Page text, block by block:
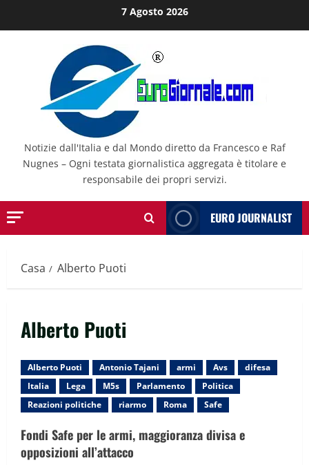
al
7 Agosto 2026
Notizie dall'Italia e dal Mondo diretto da Francesco e Raf
Nugnes – Ogni testata giornalistica aggregata è titolare e
responsabile dei propri servizi.
EURO JOURNALIST
Casa Alberto Puoti
Alberto Puoti
Alberto Puoti Antonio Tajani armi Avs
difesa
Italia
Lega M5s Parlamento
Politica
Reazioni politiche
riarmo Roma Safe
Fondi Safe per le armi, maggioranza divisa e
opposizioni all’attacco